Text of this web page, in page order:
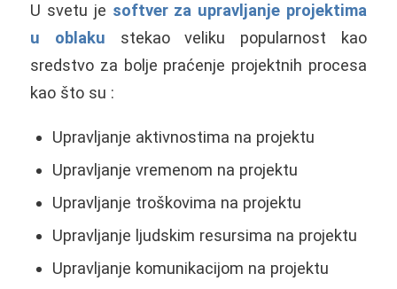
U svetu je softver za upravljanje projektima
u oblaku stekao veliku popularnost kao
sredstvo za bolje praćenje projektnih procesa
kao što su :
Upravljanje aktivnostima na projektu
Upravljanje vremenom na projektu
Upravljanje troškovima na projektu
Upravljanje ljudskim resursima na projektu
Upravljanje komunikacijom na projektu